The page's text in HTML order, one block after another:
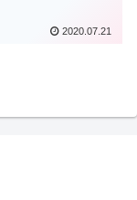
2020.07.21